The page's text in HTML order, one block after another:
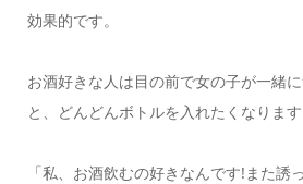
効果的です。
お酒好きな人は目の前で女の子が一緒
と、どんどんボトルを入れたくなります
「私、お酒飲むの好きなんです!また誘